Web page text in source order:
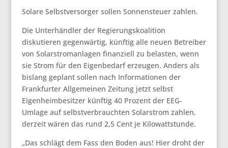
Solare Selbstversorger sollen Sonnensteuer zahlen.
Die Unterhändler der Regierungskoalition
diskutieren gegenwärtig, künftig alle neuen Betreiber
von Solarstromanlagen finanziell zu belasten, wenn
sie Strom für den Eigenbedarf erzeugen. Anders als
bislang geplant sollen nach Informationen der
Frankfurter Allgemeinen Zeitung jetzt selbst
Eigenheimbesitzer künftig 40 Prozent der EEG-
Umlage auf selbstverbrauchten Solarstrom zahlen,
derzeit wären das rund 2,5 Cent je Kilowattstunde.
„Das schlägt dem Fass den Boden aus! Hier droht der